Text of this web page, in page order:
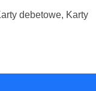
debetowe, Karty